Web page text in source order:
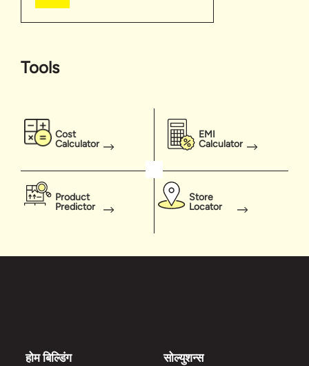
Tools
Cost
Calculator
EMI
Calculator
Product
Predictor
Store
Locator
होम बिल्डिंग सोल्युशन्स